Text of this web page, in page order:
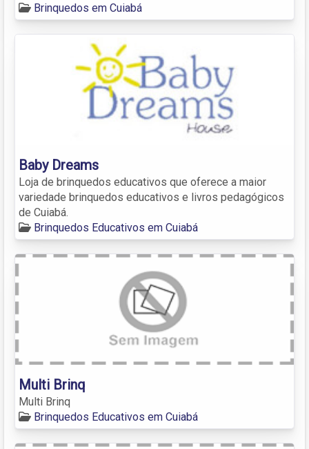
Brinquedos em Cuiabá
Baby Dreams
Loja de brinquedos educativos que oferece a maior
variedade brinquedos educativos e livros pedagógicos
de Cuiabá.
Brinquedos Educativos em Cuiabá
Multi Brinq
Multi Brinq
Brinquedos Educativos em Cuiabá